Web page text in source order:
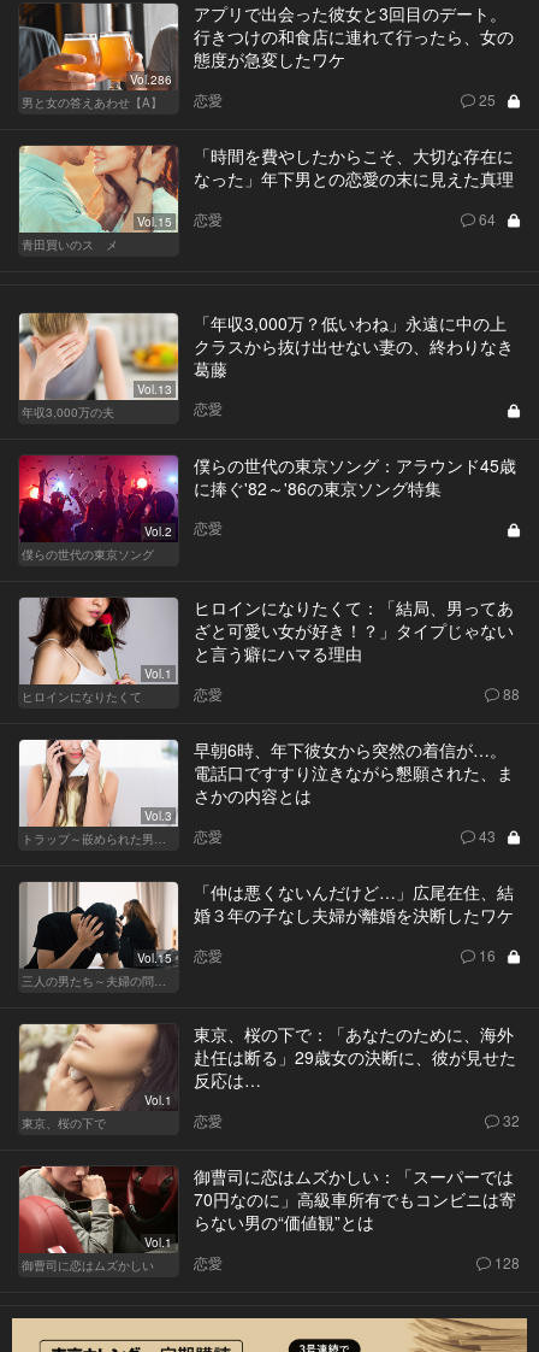
Vol.286
男と女の答えあわせ【A】
アプリで出会った彼女と3回目のデート。
行きつけの和食店に連れて行ったら、女の
態度が急変したワケ
恋愛 25
Vol.15
青田買いのスゝメ
「時間を費やしたからこそ、大切な存在に
なった」年下男との恋愛の末に見えた真理
恋愛 64
Vol.13
年収3,000万の夫
「年収3,000万？低いわね」永遠に中の上
クラスから抜け出せない妻の、終わりなき
葛藤
恋愛
Vol.2
僕らの世代の東京ソング
僕らの世代の東京ソング：アラウンド45歳
に捧ぐ'82～'86の東京ソング特集
恋愛
Vol.1
ヒロインになりたくて
ヒロインになりたくて：「結局、男ってあ
ざと可愛い女が好き！？」タイプじゃない
と言う癖にハマる理由
恋愛 88
Vol.3
トラップ～嵌められた男と女～
早朝6時、年下彼女から突然の着信が…。
電話口ですすり泣きながら懇願された、ま
さかの内容とは
恋愛 43
Vol.15
三人の男たち～夫婦の問題～
「仲は悪くないんだけど…」広尾在住、結
婚３年の子なし夫婦が離婚を決断したワケ
恋愛 16
Vol.1
東京、桜の下で
東京、桜の下で：「あなたのために、海外
赴任は断る」29歳女の決断に、彼が見せた
反応は…
恋愛 32
Vol.1
御曹司に恋はムズかしい
御曹司に恋はムズかしい：「スーパーでは
70円なのに」高級車所有でもコンビニは寄
らない男の“価値観”とは
恋愛 128